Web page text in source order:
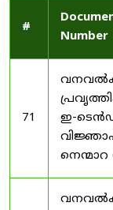
#
Number
71
ഇ-